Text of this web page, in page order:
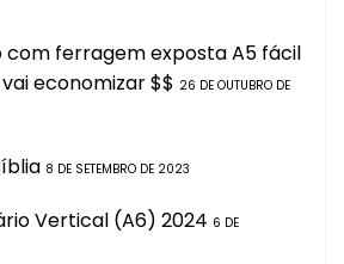
com ferragem exposta A5 fácil
economizar $$ 26 DE OUTUBRO DE
8 DE SETEMBRO DE 2023
Vertical (A6) 2024 6 DE